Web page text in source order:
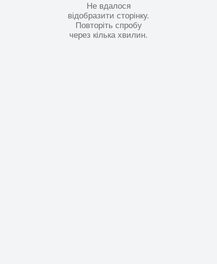
Не вдалося
відобразити сторінку.
Повторіть спробу
через кілька хвилин.